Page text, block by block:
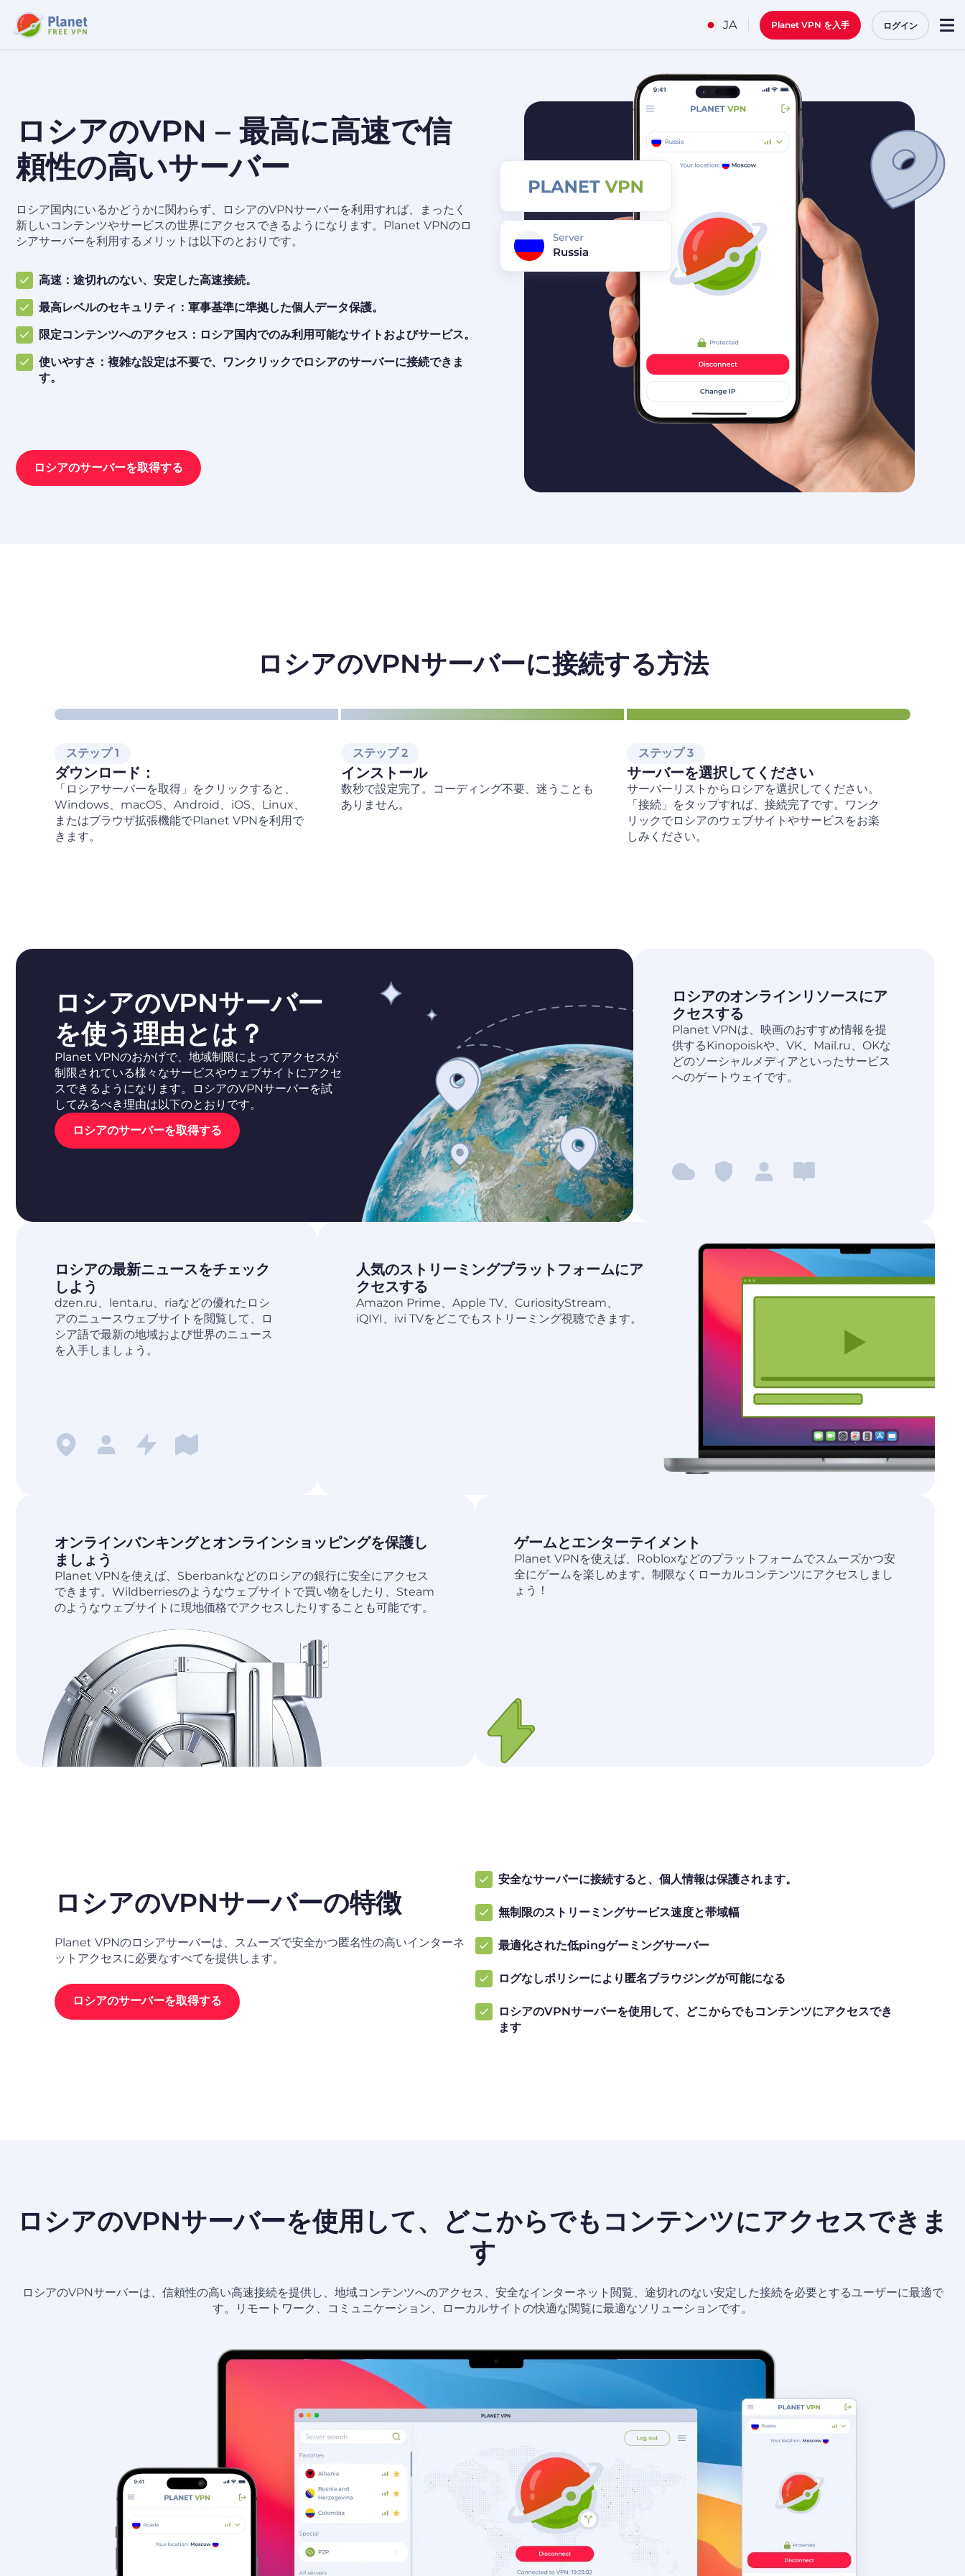
JA Planet VPN を入手 ログイン
ロシアのVPN – 最高に高速で信
頼性の高いサーバー
ロシア国内にいるかどうかに関わらず、ロシアのVPNサーバーを利用すれば、まったく
新しいコンテンツやサービスの世界にアクセスできるようになります。Planet VPNのロ
シアサーバーを利用するメリットは以下のとおりです。
高速：途切れのない、安定した高速接続。
最高レベルのセキュリティ：軍事基準に準拠した個人データ保護。
限定コンテンツへのアクセス：ロシア国内でのみ利用可能なサイトおよびサービス。
使いやすさ：複雑な設定は不要で、ワンクリックでロシアのサーバーに接続できま
す。
ロシアのサーバーを取得する
ロシアのVPNサーバーに接続する方法
ステップ 1
ダウンロード：
「ロシアサーバーを取得」をクリックすると、
Windows、macOS、Android、iOS、Linux、
またはブラウザ拡張機能でPlanet VPNを利用で
きます。
ステップ 2
インストール
数秒で設定完了。コーディング不要、迷うことも
ありません。
ステップ 3
サーバーを選択してください
サーバーリストからロシアを選択してください。
「接続」をタップすれば、接続完了です。ワンク
リックでロシアのウェブサイトやサービスをお楽
しみください。
ロシアのVPNサーバー
を使う理由とは？
Planet VPNのおかげで、地域制限によってアクセスが
制限されている様々なサービスやウェブサイトにアクセ
スできるようになります。ロシアのVPNサーバーを試
してみるべき理由は以下のとおりです。
ロシアのサーバーを取得する
ロシアのオンラインリソースにア
クセスする
Planet VPNは、映画のおすすめ情報を提
供するKinopoiskや、VK、Mail.ru、OKな
どのソーシャルメディアといったサービス
へのゲートウェイです。
ロシアの最新ニュースをチェック
しよう
dzen.ru、lenta.ru、riaなどの優れたロシ
アのニュースウェブサイトを閲覧して、ロ
シア語で最新の地域および世界のニュース
を入手しましょう。
人気のストリーミングプラットフォームにア
クセスする
Amazon Prime、Apple TV、CuriosityStream、
iQIYI、ivi TVをどこでもストリーミング視聴できます。
オンラインバンキングとオンラインショッピングを保護し
ましょう
Planet VPNを使えば、Sberbankなどのロシアの銀行に安全にアクセス
できます。Wildberriesのようなウェブサイトで買い物をしたり、Steam
のようなウェブサイトに現地価格でアクセスしたりすることも可能です。
ゲームとエンターテイメント
Planet VPNを使えば、Robloxなどのプラットフォームでスムーズかつ安
全にゲームを楽しめます。制限なくローカルコンテンツにアクセスしまし
ょう！
ロシアのVPNサーバーの特徴
Planet VPNのロシアサーバーは、スムーズで安全かつ匿名性の高いインターネ
ットアクセスに必要なすべてを提供します。
ロシアのサーバーを取得する
安全なサーバーに接続すると、個人情報は保護されます。
無制限のストリーミングサービス速度と帯域幅
最適化された低pingゲーミングサーバー
ログなしポリシーにより匿名ブラウジングが可能になる
ロシアのVPNサーバーを使用して、どこからでもコンテンツにアクセスでき
ます
ロシアのVPNサーバーを使用して、どこからでもコンテンツにアクセスできま
す
ロシアのVPNサーバーは、信頼性の高い高速接続を提供し、地域コンテンツへのアクセス、安全なインターネット閲覧、途切れのない安定した接続を必要とするユーザーに最適で
す。リモートワーク、コミュニケーション、ローカルサイトの快適な閲覧に最適なソリューションです。